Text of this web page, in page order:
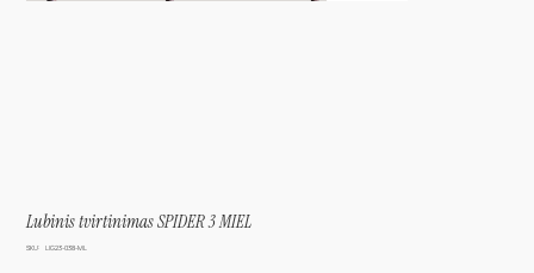
Lubinis tvirtinimas SPIDER 3 MIEL
SKU:
SKU
LIG23-038-ML